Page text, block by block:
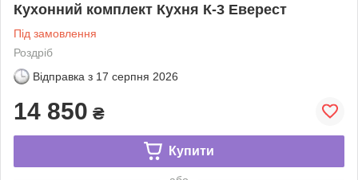
Кухонний комплект Кухня К-3 Еверест
Під замовлення
Роздріб
Відправка з 17 серпня 2026
14 850 ₴
Купити